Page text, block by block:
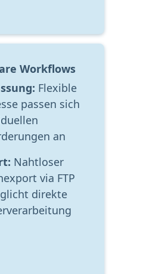
Workflows
Flexible
passen sich
an
Nahtloser
via FTP
direkte